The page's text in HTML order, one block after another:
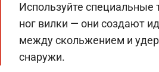
Используйте специальные
ног вилки — они создают
между скольжением и
снаружи.